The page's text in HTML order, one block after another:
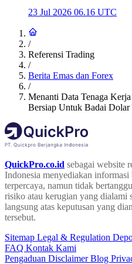
23 Jul 2026 06.16 UTC
/
Referensi Trading
/
Berita Emas dan Forex
/
Menanti Data Tenaga
Bersiap Untuk Badai
QuickPro.co.id sebagai website
Indonesia menyediakan informasi
terpercaya, namun tidak
risiko atau kerugian yang dialami
langsung atas keputusan yang
tersebut.
Sitemap Legal & Regulation
FAQ Kontak Kami
Pengaduan DisclaimerBlog